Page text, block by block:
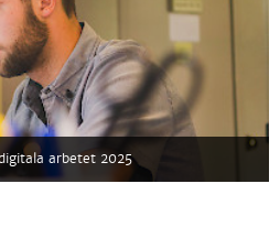
arbetet 2025